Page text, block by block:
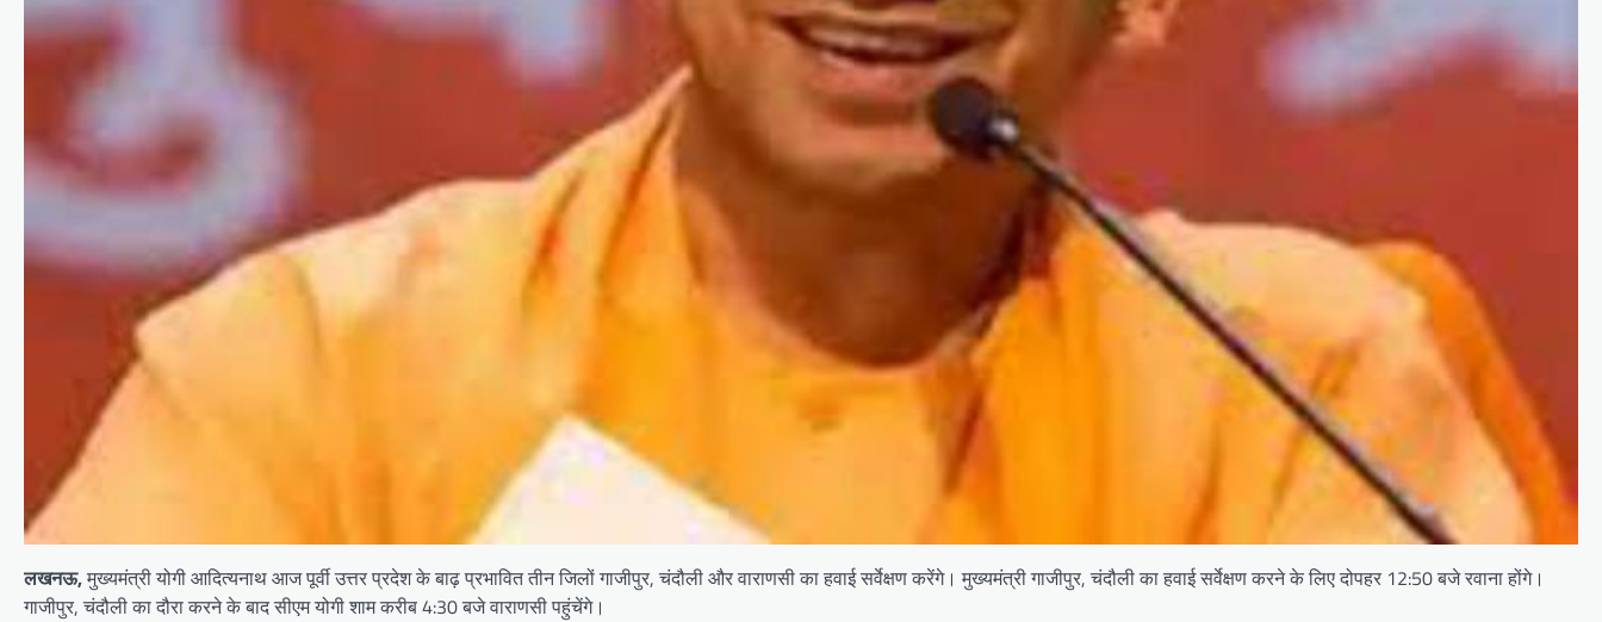
लखनऊ,मुख्‍यमंत्री योगी आद‍ित्‍यनाथ आज पूर्वी उत्तर प्रदेश के बाढ़ प्रभावित तीन जिलों गाजीपुर, चंदौली और वाराणसी का हवाई सर्वेक्षण करेंगे। मुख्‍यमंत्री गाजीपुर, चंदौली का हवाई सर्वेक्षण करने के ल‍िए दोपहर 12:50 बजे रवाना होंगे।
गाजीपुर, चंदौली का दौरा करने के बाद सीएम योगी शाम करीब 4:30 बजे वाराणसी पहुंचेंगे।